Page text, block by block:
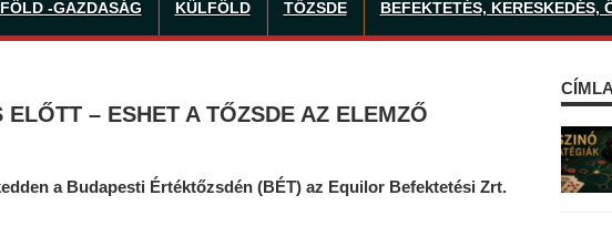
-GAZDASÁG KÜLFÖLD TŐZSDE BEFEKTETÉS, KERESKEDÉS,
ELŐTT – ESHET A TŐZSDE AZ ELEMZŐ
a Budapesti Értéktőzsdén (BÉT) az Equilor Befektetési Zrt.